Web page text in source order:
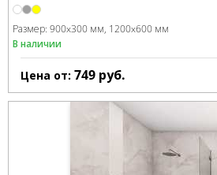
Размер: 900x300 мм 1200x600 мм
В наличии
Цена от: 749 руб.